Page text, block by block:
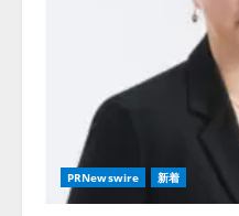
PRNewswire 新着